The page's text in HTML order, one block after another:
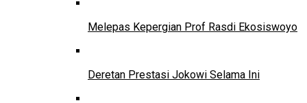
Melepas Kepergian Prof Rasdi Ekosiswoyo
Deretan Prestasi Jokowi Selama Ini